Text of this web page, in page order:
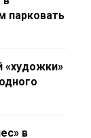
парковать
«художки»
в